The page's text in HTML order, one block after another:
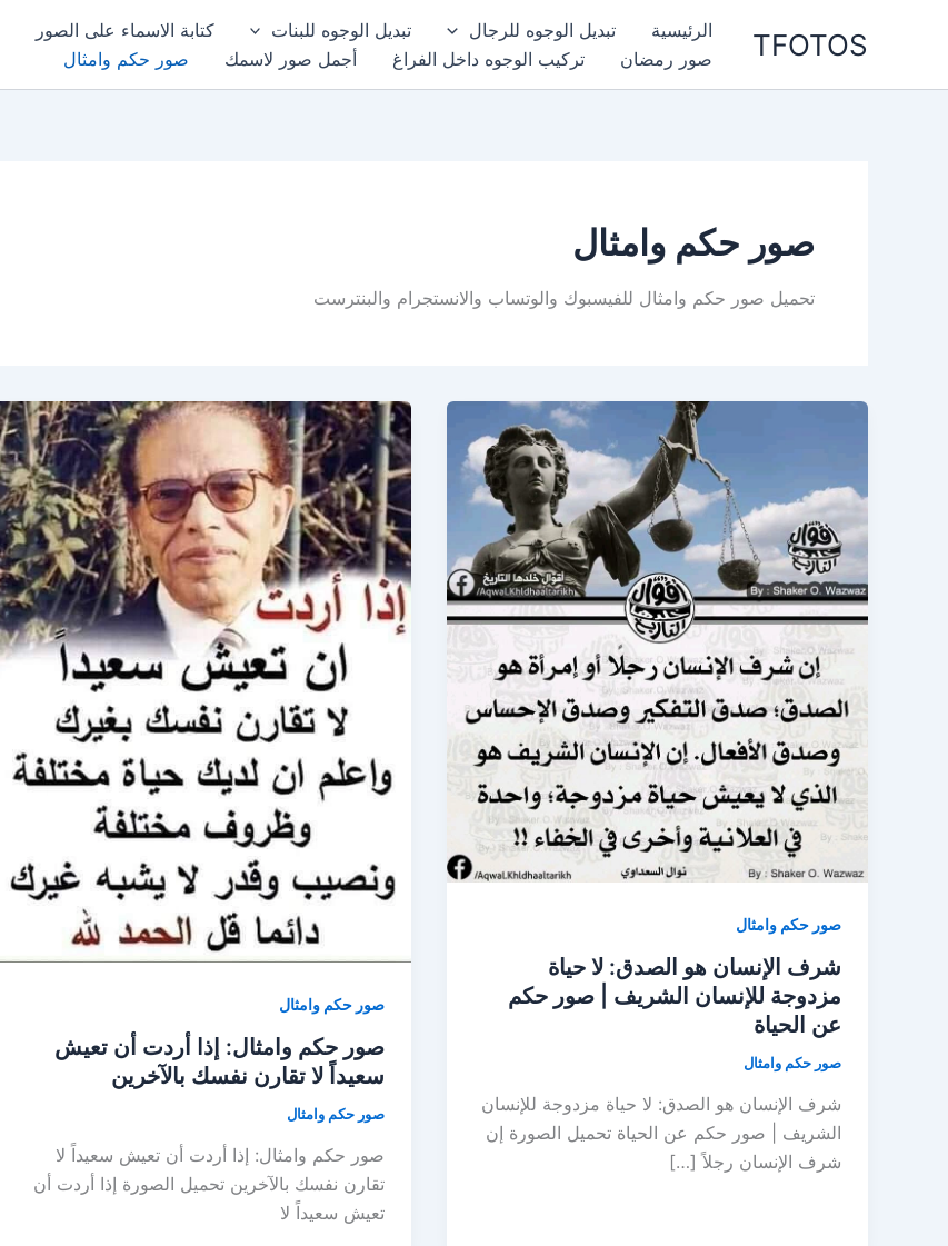
TFOTOS الرئيسية تبديل الوجوه للرجال تبديل الوجوه للبنات كتابة الاسماء على الصور
صور رمضان
تركيب الوجوه داخل الفراغ أجمل صور لاسمك صور حكم وامثال
صور حكم وامثال
تحميل صور حكم وامثال للفيسبوك والوتساب والانستجرام والبنترست
صور حكم وامثال
شرف الإنسان هو الصدق: لا حياة
مزدوجة للإنسان الشريف | صور حكم
عن الحياة
صور حكم وامثال
شرف الإنسان هو الصدق: لا حياة مزدوجة للإنسان
الشريف | صور حكم عن الحياة تحميل الصورة إن
شرف الإنسان رجلاً […]
صور حكم وامثال
صور حكم وامثال: إذا أردت أن تعيش
سعيداً لا تقارن نفسك بالآخرين
صور حكم وامثال
صور حكم وامثال: إذا أردت أن تعيش سعيداً لا
تقارن نفسك بالآخرين تحميل الصورة إذا أردت أن
تعيش سعيداً لا